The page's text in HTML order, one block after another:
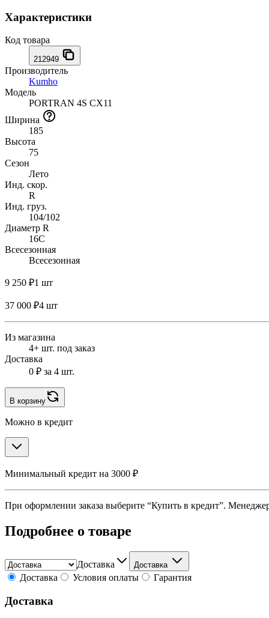
Характеристики
Код товара
212949
Производитель
Kumho
Модель
PORTRAN 4S CX11
Ширина
185
Высота
75
Сезон
Лето
Инд. скор.
R
Инд. груз.
104/102
Диаметр R
16C
Всесезонная
Всесезонная
9 250 ₽1 шт
37 000 ₽4 шт
Из магазина
4+ шт. под заказ
Доставка
0 ₽ за 4 шт.
В корзину
Можно в кредит
Минимальный кредит на 3000 ₽
При оформлении заказа выберите “Купить в кредит”.
Подробнее о товаре
Доставка Доставка
Доставка Условия оплаты Гарантия
Доставка